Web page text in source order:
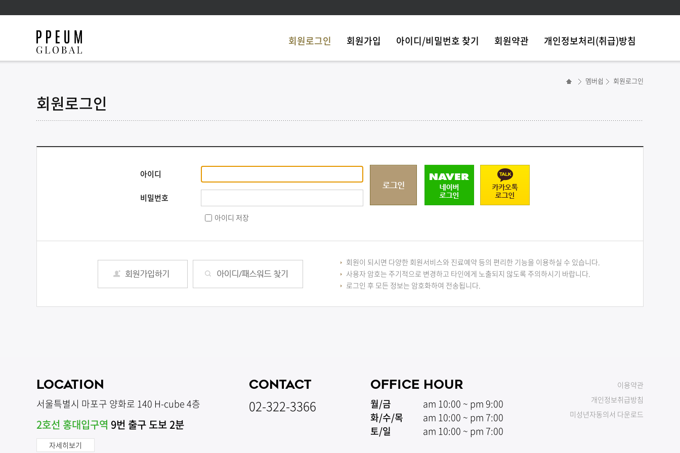
회원로그인 회원가입 아이디/비밀번호 찾기 회원약관 개인정보처리(취급)방침
멤버쉽 회원로그인
회원로그인
아이디
비밀번호
아이디 저장
회원이 되시면 다양한 회원서비스와 진료예약 등의 편리한 기능을 이용하실 수 있습니다.
사용자 암호는 주기적으로 변경하고 타인에게 노출되지 않도록 주의하시기 바랍니다.
로그인 후 모든 정보는 암호화하여 전송됩니다.
LOCATION
서울특별시 마포구 양화로 140 H-cube 4층
2호선 홍대입구역 9번 출구 도보 2분
자세히보기
CONTACT
02-322-3366
OFFICE HOUR
월/금
am 10:00 ~ pm 9:00
화/수/목
am 10:00 ~ pm 7:00
토/일
am 10:00 ~ pm 7:00
이용약관
개인정보취급방침
미성년자동의서 다운로드